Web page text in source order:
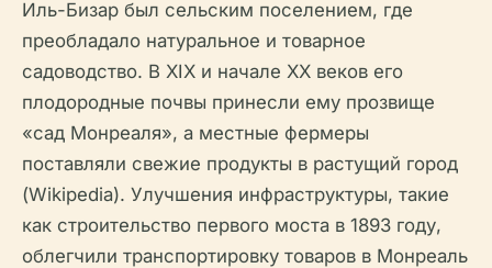
Иль-Бизар был сельским поселением, где
преобладало натуральное и товарное
садоводство. В XIX и начале XX веков его
плодородные почвы принесли ему прозвище
«сад Монреаля», а местные фермеры
поставляли свежие продукты в растущий город
(Wikipedia). Улучшения инфраструктуры, такие
как строительство первого моста в 1893 году,
облегчили транспортировку товаров в Монреаль